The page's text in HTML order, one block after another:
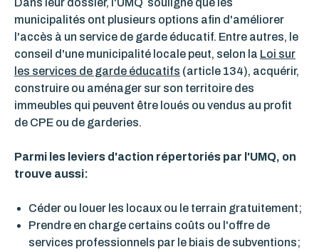
municipalités ont plusieurs options afin d'améliorer
l'accès à un service de garde éducatif. Entre autres, le
conseil d'une municipalité locale peut, selon la Loi sur
les services de garde éducatifs (article 134), acquérir,
construire ou aménager sur son territoire des
immeubles qui peuvent être loués ou vendus au profit
de CPE ou de garderies.
Parmi les leviers d'action répertoriés par l'UMQ, on
trouve aussi:
Céder ou louer les locaux ou le terrain gratuitement;
Prendre en charge certains coûts ou l'offre de
services professionnels par le biais de subventions;